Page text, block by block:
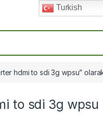
hdmi to sdi 3g wpsu”
to sdi 3g wpsu
Turkish